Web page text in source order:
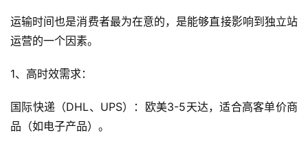
运输时间也是消费者最为在意的，是能够直接影响到独立站
运营的一个因素。
1、高时效需求：
国际快递（DHL、UPS）：欧美3-5天达，适合高客单价商
品（如电子产品）。